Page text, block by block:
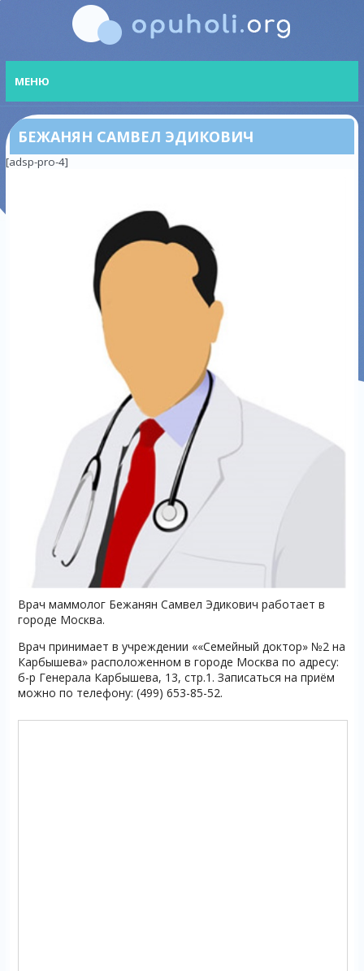
МЕНЮ
БЕЖАНЯН САМВЕЛ ЭДИКОВИЧ
[adsp-pro-4]
Врач маммолог Бежанян Самвел Эдикович работает в
городе Москва.
Врач принимает в учреждении ««Семейный доктор» №2 на
Карбышева» расположенном в городе Москва по адресу:
б-р Генерала Карбышева, 13, стр.1. Записаться на приём
можно по телефону: (499) 653-85-52.